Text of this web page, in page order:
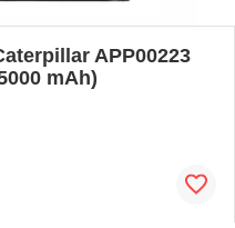
APP00223
mAh)